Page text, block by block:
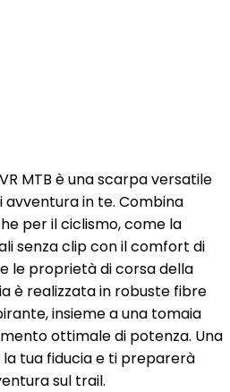
MTB è una scarpa versatile
avventura in te. Combina
per il ciclismo, come la
senza clip con il comfort di
le proprietà di corsa della
è realizzata in robuste fibre
insieme a una tomaia
ottimale di potenza. Una
tua fiducia e ti preparerà
sul trail.